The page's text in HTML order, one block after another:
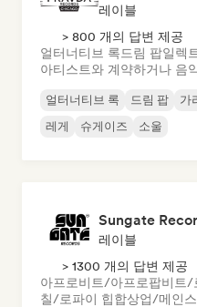
레이블
> 800 개의 답변 제공
얼터너티브 록드림 팝일렉
아티스트와 계약하거나 음
얼터너티브 록 드림 팝 가
레게
슈게이즈 소울
Sungate
레이블
> 1300 개의 답변 제공
아프로비트/아프로팝비트/
칠/로파이 힙합상업/메인